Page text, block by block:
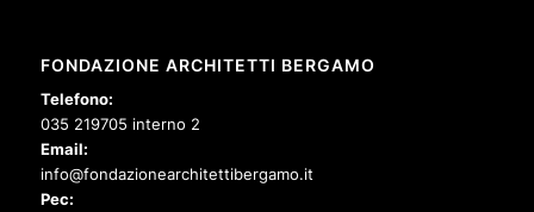
FONDAZIONE ARCHITETTI BERGAMO
Telefono:
035 219705 interno 2
Email:
info@fondazionearchitettibergamo.it
Pec: